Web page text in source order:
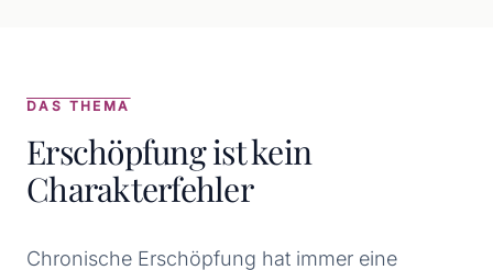
DAS THEMA
Erschöpfung ist kein
Charakterfehler
Chronische Erschöpfung hat immer eine